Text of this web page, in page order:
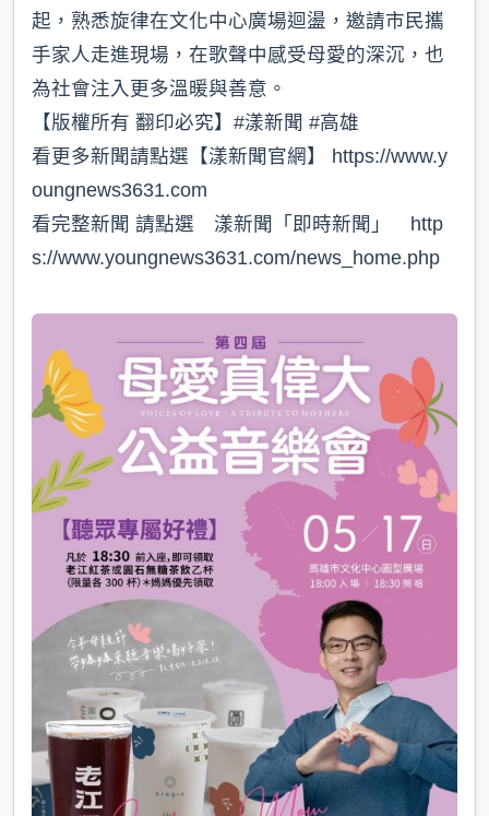
起，熟悉旋律在文化中心廣場迴盪，邀請市民攜
手家人走進現場，在歌聲中感受母愛的深沉，也
為社會注入更多溫暖與善意。
【版權所有 翻印必究】#漾新聞 #高雄
看更多新聞請點選【漾新聞官網】 https://www.y
oungnews3631.com⁠
看完整新聞 請點選 漾新聞「即時新聞」 http
s://www.youngnews3631.com/news_home.php⁠